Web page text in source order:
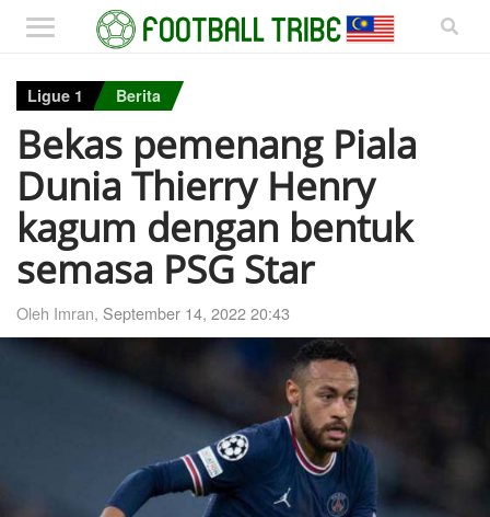
Ligue 1 Berita
Bekas pemenang Piala
Dunia Thierry Henry
kagum dengan bentuk
semasa PSG Star
Oleh Imran, September 14, 2022 20:43